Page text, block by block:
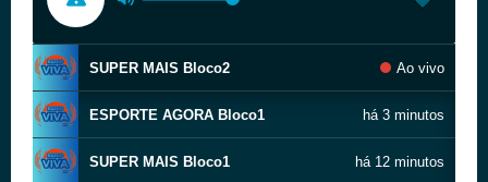
SUPER MAIS Bloco2 Ao vivo
ESPORTE AGORA Bloco1 há 3 minutos
SUPER MAIS Bloco1 há 12 minutos